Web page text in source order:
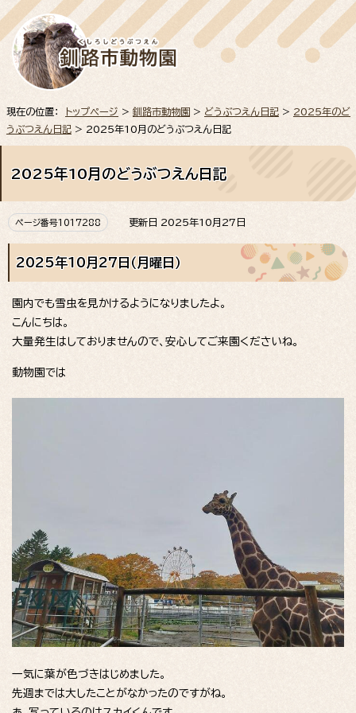
現在の位置： トップページ > 釧路市動物園 > どうぶつえん日記 > 2025年のど
うぶつえん日記 > 2025年10月のどうぶつえん日記
2025年10月のどうぶつえん日記
ページ番号1017288 更新日 2025年10月27日
2025年10月27日（月曜日）
園内でも雪虫を見かけるようになりましたよ。
こんにちは。
大量発生はしておりませんので、安心してご来園くださいね。
動物園では
一気に葉が色づきはじめました。
先週までは大したことがなかったのですがね。